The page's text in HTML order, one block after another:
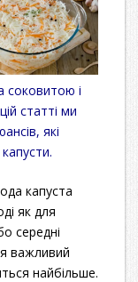
соковитою і
статті ми
які
капуста
як для
середні
важливий
найбільше.